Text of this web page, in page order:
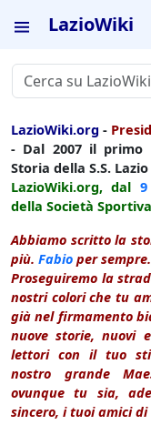
LazioWiki
LazioWiki.org -
- Dal 2007 il primo
Storia della S.S. Lazio
LazioWiki.org, dal
della Società
Abbiamo scritto la
più. Fabio per
Proseguiremo la
nostri colori che tu
già nel firmamento
nuove storie, nuovi
lettori con il tuo
nostro grande
ovunque tu sia,
sincero, i tuoi amici di